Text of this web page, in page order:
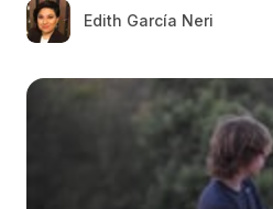
Edith García Neri